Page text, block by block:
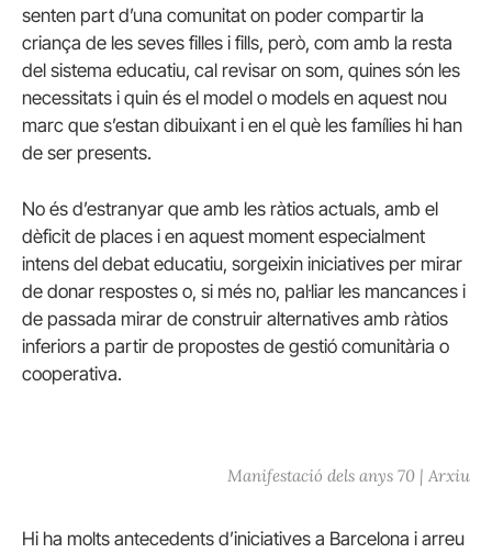
senten part d’una comunitat on poder compartir la
criança de les seves filles i fills, però, com amb la resta
del sistema educatiu, cal revisar on som, quines són les
necessitats i quin és el model o models en aquest nou
marc que s’estan dibuixant i en el què les famílies hi han
de ser presents.
No és d’estranyar que amb les ràtios actuals, amb el
dèficit de places i en aquest moment especialment
intens del debat educatiu, sorgeixin iniciatives per mirar
de donar respostes o, si més no, pal·liar les mancances i
de passada mirar de construir alternatives amb ràtios
inferiors a partir de propostes de gestió comunitària o
cooperativa.
Manifestació dels anys 70 | Arxiu
Hi ha molts antecedents d’iniciatives a Barcelona i arreu